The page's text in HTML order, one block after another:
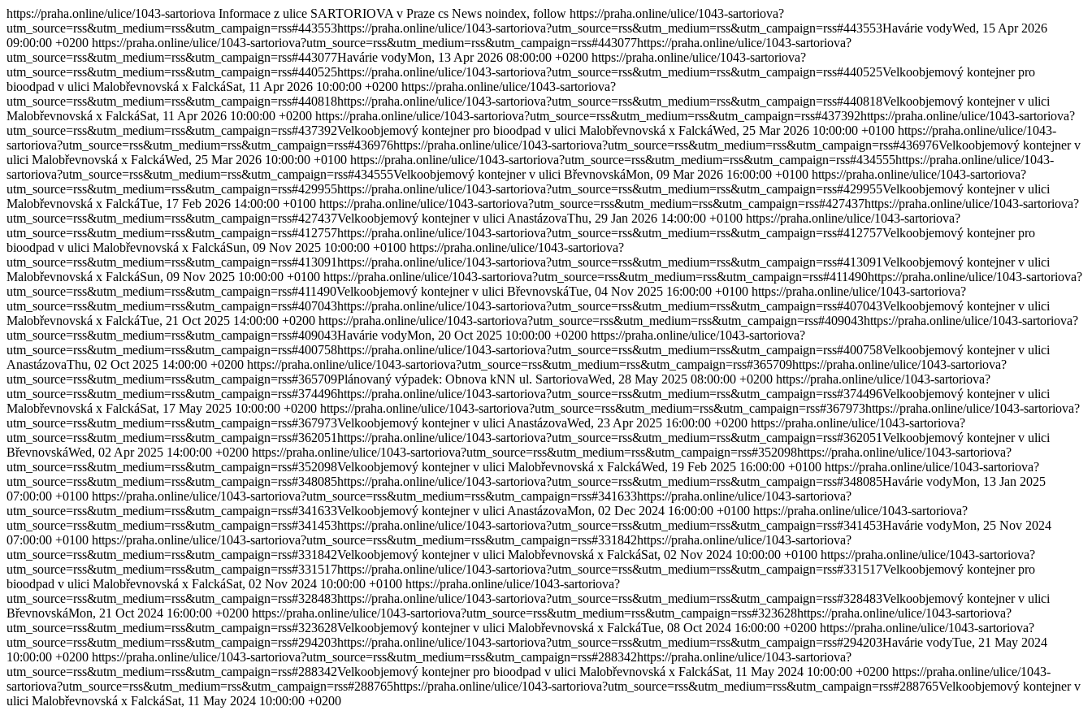
https://praha.online/ulice/1043-sartoriova Informace z ulice SARTORIOVA v Praze cs News noindex, follow https://praha.online/ulice/1043-sartoriova?
utm_source=rss&utm_medium=rss&utm_campaign=rss#443553https://praha.online/ulice/1043-sartoriova?utm_source=rss&utm_medium=rss&utm_campaign=rss#443553Havárie vodyWed, 15 Apr 2026
09:00:00 +0200 https://praha.online/ulice/1043-sartoriova?utm_source=rss&utm_medium=rss&utm_campaign=rss#443077https://praha.online/ulice/1043-sartoriova?
utm_source=rss&utm_medium=rss&utm_campaign=rss#443077Havárie vodyMon, 13 Apr 2026 08:00:00 +0200 https://praha.online/ulice/1043-sartoriova?
utm_source=rss&utm_medium=rss&utm_campaign=rss#440525https://praha.online/ulice/1043-sartoriova?utm_source=rss&utm_medium=rss&utm_campaign=rss#440525Velkoobjemový kontejner pro
bioodpad v ulici Malobřevnovská x FalckáSat, 11 Apr 2026 10:00:00 +0200 https://praha.online/ulice/1043-sartoriova?
utm_source=rss&utm_medium=rss&utm_campaign=rss#440818https://praha.online/ulice/1043-sartoriova?utm_source=rss&utm_medium=rss&utm_campaign=rss#440818Velkoobjemový kontejner v ulici
Malobřevnovská x FalckáSat, 11 Apr 2026 10:00:00 +0200 https://praha.online/ulice/1043-sartoriova?utm_source=rss&utm_medium=rss&utm_campaign=rss#437392https://praha.online/ulice/1043-sartoriova?
utm_source=rss&utm_medium=rss&utm_campaign=rss#437392Velkoobjemový kontejner pro bioodpad v ulici Malobřevnovská x FalckáWed, 25 Mar 2026 10:00:00 +0100 https://praha.online/ulice/1043-
sartoriova?utm_source=rss&utm_medium=rss&utm_campaign=rss#436976https://praha.online/ulice/1043-sartoriova?utm_source=rss&utm_medium=rss&utm_campaign=rss#436976Velkoobjemový kontejner v
ulici Malobřevnovská x FalckáWed, 25 Mar 2026 10:00:00 +0100 https://praha.online/ulice/1043-sartoriova?utm_source=rss&utm_medium=rss&utm_campaign=rss#434555https://praha.online/ulice/1043-
sartoriova?utm_source=rss&utm_medium=rss&utm_campaign=rss#434555Velkoobjemový kontejner v ulici BřevnovskáMon, 09 Mar 2026 16:00:00 +0100 https://praha.online/ulice/1043-sartoriova?
utm_source=rss&utm_medium=rss&utm_campaign=rss#429955https://praha.online/ulice/1043-sartoriova?utm_source=rss&utm_medium=rss&utm_campaign=rss#429955Velkoobjemový kontejner v ulici
Malobřevnovská x FalckáTue, 17 Feb 2026 14:00:00 +0100 https://praha.online/ulice/1043-sartoriova?utm_source=rss&utm_medium=rss&utm_campaign=rss#427437https://praha.online/ulice/1043-sartoriova?
utm_source=rss&utm_medium=rss&utm_campaign=rss#427437Velkoobjemový kontejner v ulici AnastázovaThu, 29 Jan 2026 14:00:00 +0100 https://praha.online/ulice/1043-sartoriova?
utm_source=rss&utm_medium=rss&utm_campaign=rss#412757https://praha.online/ulice/1043-sartoriova?utm_source=rss&utm_medium=rss&utm_campaign=rss#412757Velkoobjemový kontejner pro
bioodpad v ulici Malobřevnovská x FalckáSun, 09 Nov 2025 10:00:00 +0100 https://praha.online/ulice/1043-sartoriova?
utm_source=rss&utm_medium=rss&utm_campaign=rss#413091https://praha.online/ulice/1043-sartoriova?utm_source=rss&utm_medium=rss&utm_campaign=rss#413091Velkoobjemový kontejner v ulici
Malobřevnovská x FalckáSun, 09 Nov 2025 10:00:00 +0100 https://praha.online/ulice/1043-sartoriova?utm_source=rss&utm_medium=rss&utm_campaign=rss#411490https://praha.online/ulice/1043-sartoriova?
utm_source=rss&utm_medium=rss&utm_campaign=rss#411490Velkoobjemový kontejner v ulici BřevnovskáTue, 04 Nov 2025 16:00:00 +0100 https://praha.online/ulice/1043-sartoriova?
utm_source=rss&utm_medium=rss&utm_campaign=rss#407043https://praha.online/ulice/1043-sartoriova?utm_source=rss&utm_medium=rss&utm_campaign=rss#407043Velkoobjemový kontejner v ulici
Malobřevnovská x FalckáTue, 21 Oct 2025 14:00:00 +0200 https://praha.online/ulice/1043-sartoriova?utm_source=rss&utm_medium=rss&utm_campaign=rss#409043https://praha.online/ulice/1043-sartoriova?
utm_source=rss&utm_medium=rss&utm_campaign=rss#409043Havárie vodyMon, 20 Oct 2025 10:00:00 +0200 https://praha.online/ulice/1043-sartoriova?
utm_source=rss&utm_medium=rss&utm_campaign=rss#400758https://praha.online/ulice/1043-sartoriova?utm_source=rss&utm_medium=rss&utm_campaign=rss#400758Velkoobjemový kontejner v ulici
AnastázovaThu, 02 Oct 2025 14:00:00 +0200 https://praha.online/ulice/1043-sartoriova?utm_source=rss&utm_medium=rss&utm_campaign=rss#365709https://praha.online/ulice/1043-sartoriova?
utm_source=rss&utm_medium=rss&utm_campaign=rss#365709Plánovaný výpadek: Obnova kNN ul. SartoriovaWed, 28 May 2025 08:00:00 +0200 https://praha.online/ulice/1043-sartoriova?
utm_source=rss&utm_medium=rss&utm_campaign=rss#374496https://praha.online/ulice/1043-sartoriova?utm_source=rss&utm_medium=rss&utm_campaign=rss#374496Velkoobjemový kontejner v ulici
Malobřevnovská x FalckáSat, 17 May 2025 10:00:00 +0200 https://praha.online/ulice/1043-sartoriova?utm_source=rss&utm_medium=rss&utm_campaign=rss#367973https://praha.online/ulice/1043-sartoriova?
utm_source=rss&utm_medium=rss&utm_campaign=rss#367973Velkoobjemový kontejner v ulici AnastázovaWed, 23 Apr 2025 16:00:00 +0200 https://praha.online/ulice/1043-sartoriova?
utm_source=rss&utm_medium=rss&utm_campaign=rss#362051https://praha.online/ulice/1043-sartoriova?utm_source=rss&utm_medium=rss&utm_campaign=rss#362051Velkoobjemový kontejner v ulici
BřevnovskáWed, 02 Apr 2025 14:00:00 +0200 https://praha.online/ulice/1043-sartoriova?utm_source=rss&utm_medium=rss&utm_campaign=rss#352098https://praha.online/ulice/1043-sartoriova?
utm_source=rss&utm_medium=rss&utm_campaign=rss#352098Velkoobjemový kontejner v ulici Malobřevnovská x FalckáWed, 19 Feb 2025 16:00:00 +0100 https://praha.online/ulice/1043-sartoriova?
utm_source=rss&utm_medium=rss&utm_campaign=rss#348085https://praha.online/ulice/1043-sartoriova?utm_source=rss&utm_medium=rss&utm_campaign=rss#348085Havárie vodyMon, 13 Jan 2025
07:00:00 +0100 https://praha.online/ulice/1043-sartoriova?utm_source=rss&utm_medium=rss&utm_campaign=rss#341633https://praha.online/ulice/1043-sartoriova?
utm_source=rss&utm_medium=rss&utm_campaign=rss#341633Velkoobjemový kontejner v ulici AnastázovaMon, 02 Dec 2024 16:00:00 +0100 https://praha.online/ulice/1043-sartoriova?
utm_source=rss&utm_medium=rss&utm_campaign=rss#341453https://praha.online/ulice/1043-sartoriova?utm_source=rss&utm_medium=rss&utm_campaign=rss#341453Havárie vodyMon, 25 Nov 2024
07:00:00 +0100 https://praha.online/ulice/1043-sartoriova?utm_source=rss&utm_medium=rss&utm_campaign=rss#331842https://praha.online/ulice/1043-sartoriova?
utm_source=rss&utm_medium=rss&utm_campaign=rss#331842Velkoobjemový kontejner v ulici Malobřevnovská x FalckáSat, 02 Nov 2024 10:00:00 +0100 https://praha.online/ulice/1043-sartoriova?
utm_source=rss&utm_medium=rss&utm_campaign=rss#331517https://praha.online/ulice/1043-sartoriova?utm_source=rss&utm_medium=rss&utm_campaign=rss#331517Velkoobjemový kontejner pro
bioodpad v ulici Malobřevnovská x FalckáSat, 02 Nov 2024 10:00:00 +0100 https://praha.online/ulice/1043-sartoriova?
utm_source=rss&utm_medium=rss&utm_campaign=rss#328483https://praha.online/ulice/1043-sartoriova?utm_source=rss&utm_medium=rss&utm_campaign=rss#328483Velkoobjemový kontejner v ulici
BřevnovskáMon, 21 Oct 2024 16:00:00 +0200 https://praha.online/ulice/1043-sartoriova?utm_source=rss&utm_medium=rss&utm_campaign=rss#323628https://praha.online/ulice/1043-sartoriova?
utm_source=rss&utm_medium=rss&utm_campaign=rss#323628Velkoobjemový kontejner v ulici Malobřevnovská x FalckáTue, 08 Oct 2024 16:00:00 +0200 https://praha.online/ulice/1043-sartoriova?
utm_source=rss&utm_medium=rss&utm_campaign=rss#294203https://praha.online/ulice/1043-sartoriova?utm_source=rss&utm_medium=rss&utm_campaign=rss#294203Havárie vodyTue, 21 May 2024
10:00:00 +0200 https://praha.online/ulice/1043-sartoriova?utm_source=rss&utm_medium=rss&utm_campaign=rss#288342https://praha.online/ulice/1043-sartoriova?
utm_source=rss&utm_medium=rss&utm_campaign=rss#288342Velkoobjemový kontejner pro bioodpad v ulici Malobřevnovská x FalckáSat, 11 May 2024 10:00:00 +0200 https://praha.online/ulice/1043-
sartoriova?utm_source=rss&utm_medium=rss&utm_campaign=rss#288765https://praha.online/ulice/1043-sartoriova?utm_source=rss&utm_medium=rss&utm_campaign=rss#288765Velkoobjemový kontejner v
ulici Malobřevnovská x FalckáSat, 11 May 2024 10:00:00 +0200